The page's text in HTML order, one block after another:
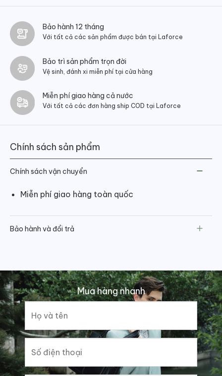
Bảo hành 12 tháng
Với tất cả các sản phẩm được bán tại Laforce
Bảo trì sản phẩm trọn đời
Vệ sinh, đánh xi miễn phí tại cửa hàng
Miễn phí giao hàng cả nước
Với tất cả các đơn hàng ship COD tại Laforce
Chính sách sản phẩm
Chính sách vận chuyển
Miễn phí giao hàng toàn quốc
Bảo hành và đổi trả
Mua hàng nhanh